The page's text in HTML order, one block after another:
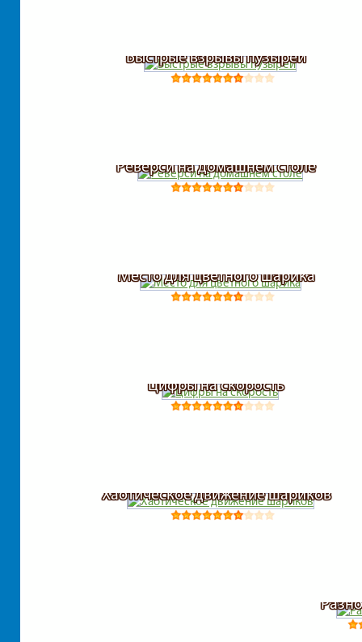
Быстрые взрывы пузырей
Реверси на домашнем столе
Место для цветного шарика
Цифры на скорость
Хаотическое движение шариков